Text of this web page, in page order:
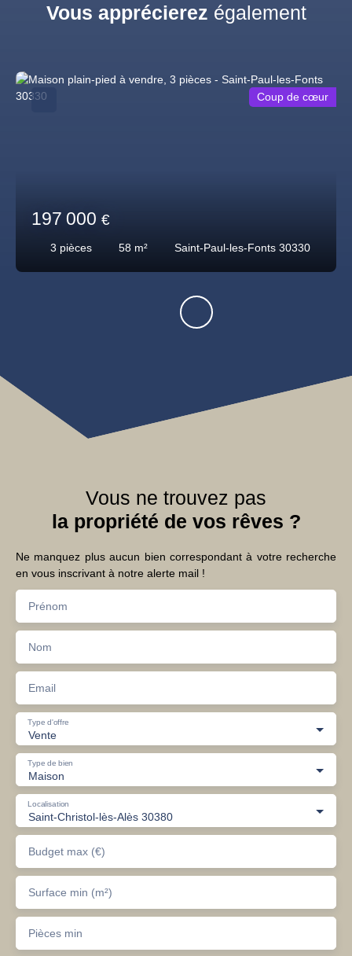
Vous apprécierez également
197 000 €
3 pièces 58 m² Saint-Paul-les-Fonts 30330
Coup de cœur
Vous ne trouvez pas
la propriété de vos rêves ?
Ne manquez plus aucun bien correspondant à votre recherche
en vous inscrivant à notre alerte mail !
Prénom
Nom
Email
Vente
Type d'offre
Maison
Type de bien
Saint-Christol-lès-Alès 30380
Localisation
Budget max (€)
Surface min (m²)
Pièces min